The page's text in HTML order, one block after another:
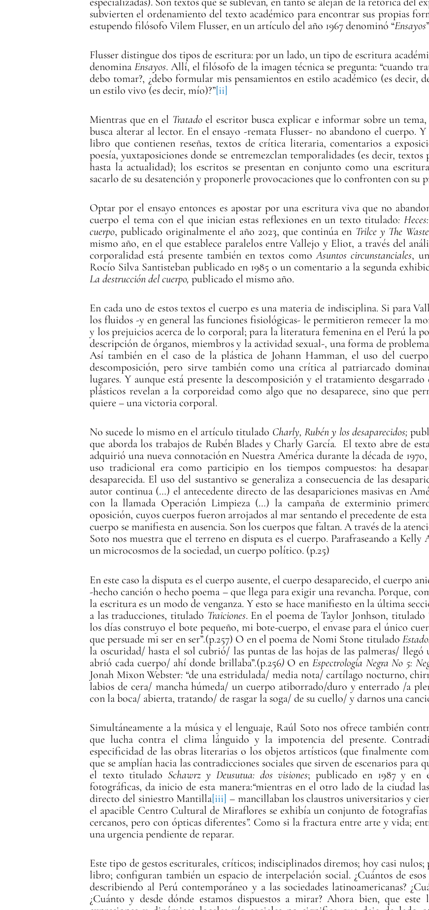
subvierten el ordenamiento del texto académico para encontrar sus propias
estupendo filósofo Vilem Flusser, en un artículo del año 1967 denominó “Ensayos
Flusser distingue dos tipos de escritura: por un lado, un tipo de escritura
denomina Ensayos. Allí, el filósofo de la imagen técnica se pregunta: “cuando
debo tomar?, ¿debo formular mis pensamientos en estilo académico (es decir,
un estilo vivo (es decir, mío)?”[ii]
Mientras que en el Tratadoel escritor busca explicar e informar sobre un tema,
busca alterar al lector. En el ensayo -remata Flusser- no abandono el cuerpo.
libro que contienen reseñas, textos de crítica literaria, comentarios a
poesía, yuxtaposiciones donde se entremezclan temporalidades (es decir, textos
hasta la actualidad); los escritos se presentan en conjunto como una
sacarlo de su desatención y proponerle provocaciones que lo confronten con su
Optar por el ensayo entonces es apostar por una escritura viva que no
cuerpo el tema con el que inician estas reflexiones en un texto titulado:
cuerpo, publicado originalmente el año 2023, que continúa en Trilce y The
mismo año, en el que establece paralelos entre Vallejo y Eliot, a través del
corporalidad está presente también en textos comoAsuntos circunstanciales,
Rocío Silva Santisteban publicado en 1985 o un comentario a la segunda
La destrucción del cuerpo, publicado el mismo año.
En cada uno de estos textos el cuerpo es una materia de indisciplina. Si para
los fluidos -y en general las funciones fisiológicas- le permitieron remecer la
y los prejuicios acerca de lo corporal; para la literatura femenina en el Perú la
descripción de órganos, miembros y la actividad sexual-, una forma de
Así también en el caso de la plástica de Johann Hamman, el uso del
descomposición, pero sirve también como una crítica al patriarcado
lugares. Y aunque está presente la descomposición y el tratamiento
plásticos revelan a la corporeidad como algo que no desaparece, sino que
quiere – una victoria corporal.
No sucede lo mismo en el artículo titulado Charly, Rubén y los desaparecidos;
que aborda los trabajos de Rubén Blades y Charly García. El texto abre de
adquirió una nueva connotación en Nuestra América durante la década de
uso tradicional era como participio en los tiempos compuestos: ha
desaparecida. El uso del sustantivo se generaliza a consecuencia de las
autor continua (…) el antecedente directo de las desapariciones masivas en
con la llamada Operación Limpieza (…) la campaña de exterminio
oposición, cuyos cuerpos fueron arrojados al mar sentando el precedente de
cuerpo se manifiesta en ausencia. Son los cuerpos que faltan. A través de la
Soto nos muestra que el terreno en disputa es el cuerpo. Parafraseando a Kelly
un microcosmos de la sociedad, un cuerpo político. (p.25)
En este caso la disputa es el cuerpo ausente, el cuerpo desaparecido, el cuerpo
-hecho canción o hecho poema – que llega para exigir una revancha. Porque,
la escritura es un modo de venganza. Y esto se hace manifiesto en la última
a las traducciones, titulado Traiciones. En el poema de Taylor Jonhson, titulado
los días construyo el bote pequeño, mi bote-cuerpo, el envase para el único
que persuade mi ser en ser”.(p.257) O en el poema de Nomi Stone titulado
la oscuridad/ hasta el sol cubrió/ las puntas de las hojas de las palmeras/
abrió cada cuerpo/ ahí donde brillaba”.(p.256) O en Espectrología Negra No 5:
Jonah Mixon Webster: “de una estridulada/ media nota/ cartílago nocturno,
labios de cera/ mancha húmeda/ un cuerpo atiborrado/duro y enterrado /a
con la boca/ abierta, tratando/ de rasgar la soga/ de su cuello/ y darnos una
Simultáneamente a la música y el lenguaje, Raúl Soto nos ofrece también
que lucha contra el clima lánguido y la impotencia del presente.
especificidad de las obras literarias o los objetos artísticos (que finalmente
que se amplían hacia las contradicciones sociales que sirven de escenarios para
el texto titulado Schawrz y Deusutua: dos visiones; publicado en 1987 y en
fotográficas, da inicio de esta manera:“mientras en el otro lado de la ciudad
directo del siniestro Mantilla[iii] – mancillaban los claustros universitarios y
el apacible Centro Cultural de Miraflores se exhibía un conjunto de fotografías
cercanos, pero con ópticas diferentes”. Como si la fractura entre arte y vida;
una urgencia pendiente de reparar.
Este tipo de gestos escriturales, críticos; indisciplinados diremos; hoy casi
libro; configuran también un espacio de interpelación social. ¿Cuántos de
describiendo al Perú contemporáneo y a las sociedades latinoamericanas?
¿Cuánto y desde dónde estamos dispuestos a mirar? Ahora bien, que